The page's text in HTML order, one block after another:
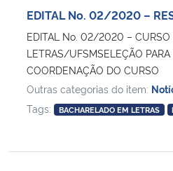
EDITAL No. 02/2020 –
EDITAL No. 02/2020 – CURSO
LETRAS/UFSMSELEÇÃO PARA
COORDENAÇÃO DO CURSO
Outras categorias do item:
Tags:
BACHARELADO EM LETRAS